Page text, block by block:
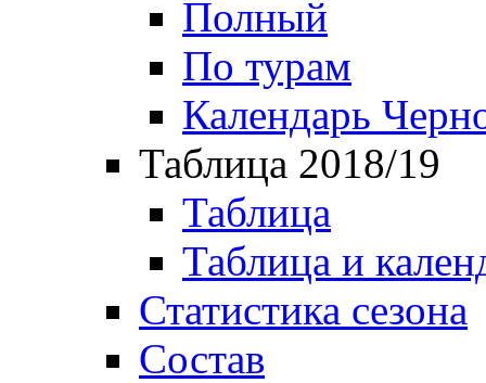
Полный
По турам
Календарь
Таблица 2018/19
Таблица
Таблица и
Статистика сезона
Состав